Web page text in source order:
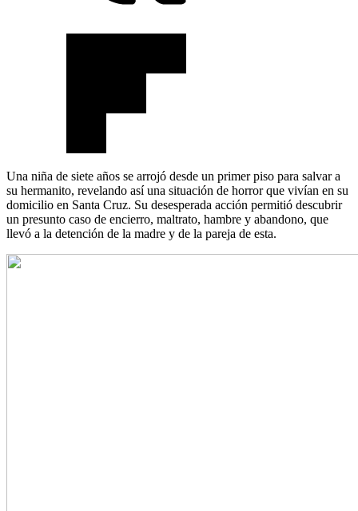
Una niña de siete años se arrojó desde un primer piso para salvar a
su hermanito, revelando así una situación de horror que vivían en su
domicilio en Santa Cruz. Su desesperada acción permitió descubrir
un presunto caso de encierro, maltrato, hambre y abandono, que
llevó a la detención de la madre y de la pareja de esta.